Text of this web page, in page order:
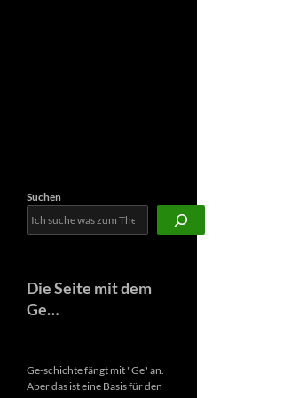
Suchen
Die Seite mit dem
Ge…
Ge-schichte fängt mit "Ge" an.
Aber das ist eine Basis für den